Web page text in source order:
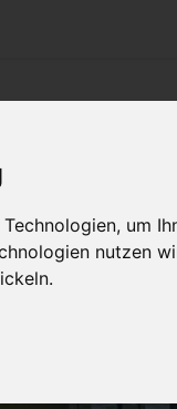
um
nutzen